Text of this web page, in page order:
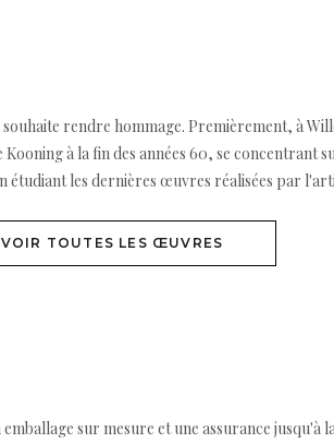
rendre hommage. Premièrement, à
à la fin des années 60, se concentrant
les dernières œuvres réalisées par
VOIR TOUTES LES ŒUVRES
sur mesure et une assurance jusqu'à